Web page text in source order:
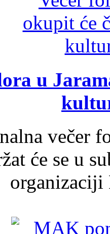
u
večer
će se u
organizaciji